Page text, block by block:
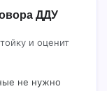
ДДУ
и оценит
не нужно